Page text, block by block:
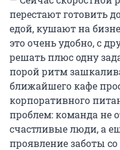
перестают готовить
едой, кушают на
это очень удобно, с
решать плюс одну
порой ритм
ближайшего кафе
корпоративного
проблем: команда не
счастливые люди, а
проявление заботы